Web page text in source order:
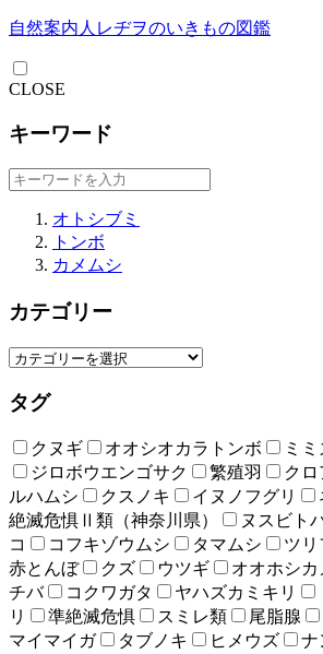
自然案内人レヂヲのいきもの図鑑
CLOSE
キーワード
オトシブミ
トンボ
カメムシ
カテゴリー
タグ
クヌギ オオシオカラトンボ ミ
ジロボウエンゴサク
繁殖羽 クロ
ルハムシ
クスノキ イヌノフグリ
絶滅危惧Ⅱ類（神奈川県）
ヌスビト
コ
コフキゾウムシ タマムシ ツリ
赤とんぼ
クズ ウツギ オオホシカ
チバ
コクワガタ ヤハズカミキリ
リ
準絶滅危惧 スミレ類 尾脂腺
マイマイガ
タブノキ ヒメウズ ナ